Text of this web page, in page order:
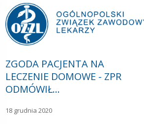
ZGODA PACJENTA NA
LECZENIE DOMOWE - ZPR
ODMÓWIŁ…
18 grudnia 2020